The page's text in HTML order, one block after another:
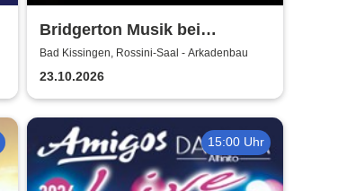
Bridgerton Musik bei
Kerzenschein
Bad Kissingen, Rossini-Saal - Arkadenbau
23.10.2026
15:00 Uhr